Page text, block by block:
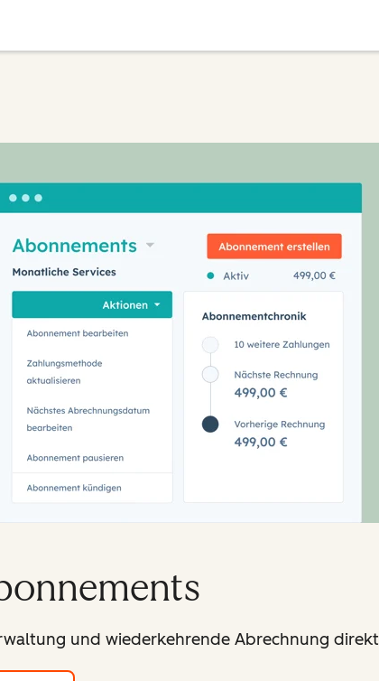
und wiederkehrende Abrechnung